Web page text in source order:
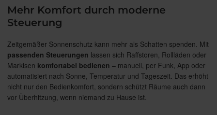
Mehr Komfort durch moderne
Steuerung
Zeitgemäßer Sonnenschutz kann mehr als Schatten spenden. Mit
passenden Steuerungen lassen sich Raffstoren, Rollläden oder
Markisen komfortabel bedienen – manuell, per Funk, App oder
automatisiert nach Sonne, Temperatur und Tageszeit. Das erhöht
nicht nur den Bedienkomfort, sondern schützt Räume auch dann
vor Überhitzung, wenn niemand zu Hause ist.